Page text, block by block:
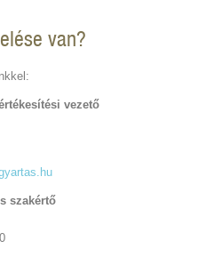
van?
vezető
szakértő